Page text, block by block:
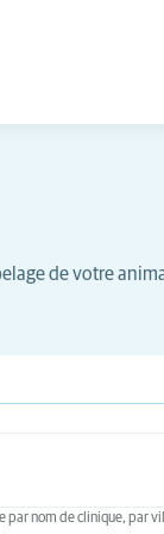
de votre
par nom de clinique, par